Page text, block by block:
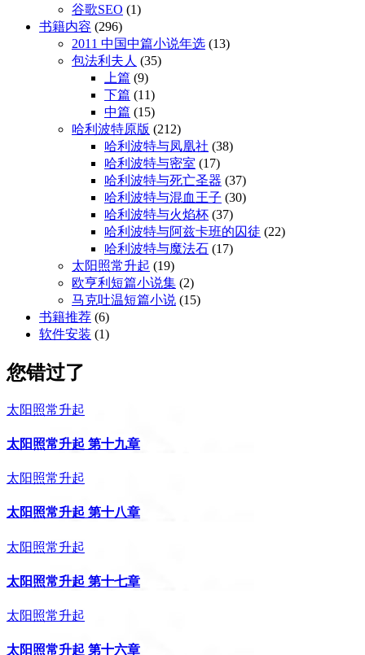
谷歌SEO (1)
书籍内容 (296)
2011 中国中篇小说年选 (13)
包法利夫人 (35)
上篇 (9)
下篇 (11)
中篇 (15)
哈利波特原版 (212)
哈利波特与凤凰社 (38)
哈利波特与密室 (17)
哈利波特与死亡圣器 (37)
哈利波特与混血王子 (30)
哈利波特与火焰杯 (37)
哈利波特与阿兹卡班的囚徒 (22)
哈利波特与魔法石 (17)
太阳照常升起 (19)
欧亨利短篇小说集 (2)
马克吐温短篇小说 (15)
书籍推荐 (6)
软件安装 (1)
您错过了
太阳照常升起
太阳照常升起 第十九章
太阳照常升起
太阳照常升起 第十八章
太阳照常升起
太阳照常升起 第十七章
太阳照常升起
太阳照常升起 第十六章